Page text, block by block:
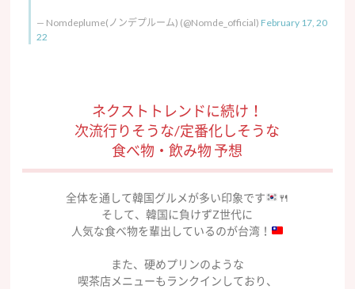
— Nomdeplume(ノンデプルーム) (@Nomde_official) February 17, 20
22
ネクストトレンドに続け！
次流行りそうな/定番化しそうな
食べ物・飲み物 予想
全体を通して韓国グルメが多い印象です
🍴
そして、韓国に負けずZ世代に
人気な食べ物を輩出しているのが台湾！
また、硬めプリンのような
喫茶店メニューもランクインしており、